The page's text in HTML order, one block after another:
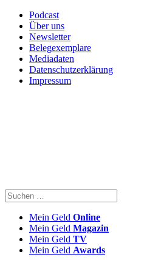
Podcast
Über uns
Newsletter
Belegexemplare
Mediadaten
Datenschutzerklärung
Impressum
Mein Geld Online
Mein Geld Magazin
Mein Geld TV
Mein Geld Awards